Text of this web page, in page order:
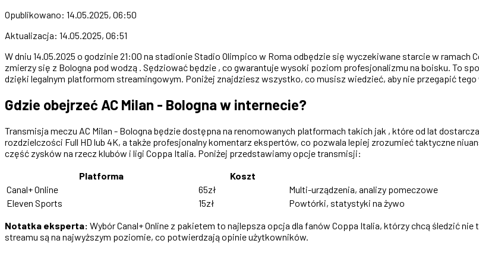
Opublikowano: 14.05.2025, 06:50
Aktualizacja: 14.05.2025, 06:51
W dniu 14.05.2025 o godzinie 21:00 na stadionie Stadio Olimpico w Roma odbędzie się wyczekiwane starcie w ramach
zmierzy się z Bologna pod wodzą . Sędziować będzie , co gwarantuje wysoki poziom profesjonalizmu na boisku. To
dzięki legalnym platformom streamingowym. Poniżej znajdziesz wszystko, co musisz wiedzieć, aby nie przegapić
Gdzie obejrzeć AC Milan - Bologna w internecie?
Transmisja meczu AC Milan - Bologna będzie dostępna na renomowanych platformach takich jak , które od lat
rozdzielczości Full HD lub 4K, a także profesjonalny komentarz ekspertów, co pozwala lepiej zrozumieć taktyczne
część zysków na rzecz klubów i ligi Coppa Italia. Poniżej przedstawiamy opcje transmisji:
Platforma
Koszt
Canal+ Online
65zł
Multi-urządzenia, analizy pomeczowe
Eleven Sports
15zł
Powtórki, statystyki na żywo
Notatka eksperta: Wybór Canal+ Online z pakietem to najlepsza opcja dla fanów Coppa Italia, którzy chcą śledzić
streamu są na najwyższym poziomie, co potwierdzają opinie użytkowników.